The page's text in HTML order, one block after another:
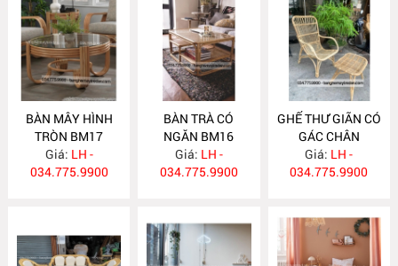
BÀN MÂY HÌNH
TRÒN BM17
Giá: LH -
034.775.9900
BÀN TRÀ CÓ
NGĂN BM16
Giá: LH -
034.775.9900
GHẾ THƯ GIÃN CÓ
GÁC CHÂN
GM492
Giá: LH -
034.775.9900